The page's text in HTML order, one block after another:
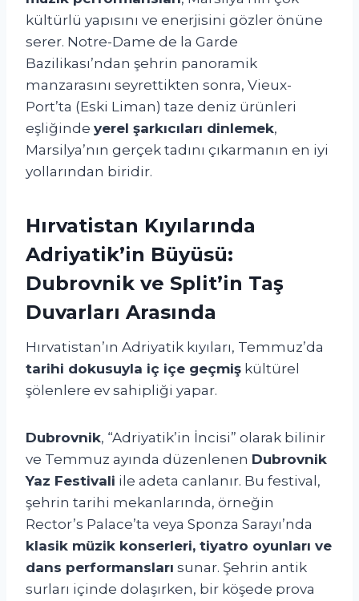
kültürlü yapısını ve enerjisini gözler önüne
serer. Notre-Dame de la Garde
Bazilikası’ndan şehrin panoramik
manzarasını seyrettikten sonra, Vieux-
Port’ta (Eski Liman) taze deniz ürünleri
eşliğinde yerel şarkıcıları dinlemek,
Marsilya’nın gerçek tadını çıkarmanın en iyi
yollarından biridir.
Hırvatistan Kıyılarında
Adriyatik’in Büyüsü:
Dubrovnik ve Split’in Taş
Duvarları Arasında
Hırvatistan’ın Adriyatik kıyıları, Temmuz’da
tarihi dokusuyla iç içe geçmiş kültürel
şölenlere ev sahipliği yapar.
Dubrovnik, “Adriyatik’in İncisi” olarak bilinir
ve Temmuz ayında düzenlenen Dubrovnik
Yaz Festivali ile adeta canlanır. Bu festival,
şehrin tarihi mekanlarında, örneğin
Rector’s Palace’ta veya Sponza Sarayı’nda
klasik müzik konserleri, tiyatro oyunları ve
dans performansları sunar. Şehrin antik
surları içinde dolaşırken, bir köşede prova